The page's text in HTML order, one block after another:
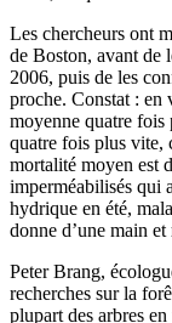
Les chercheurs ont
de Boston, avant de
2006, puis de les
proche. Constat : en
moyenne quatre fois
quatre fois plus vite,
mortalité moyen est
imperméabilisés qui
hydrique en été,
donne d’une main et
Peter Brang,
recherches sur la
plupart des arbres